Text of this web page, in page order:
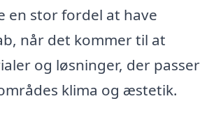
en stor fordel at have
når det kommer til at
og løsninger, der passer
klima og æstetik.